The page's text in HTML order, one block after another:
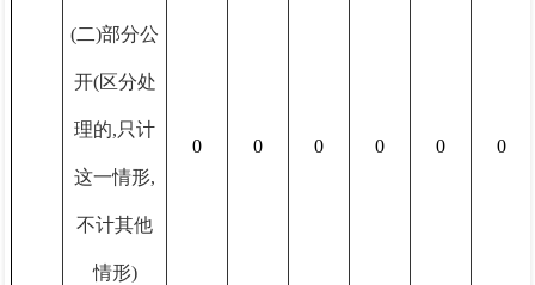
(二)部分公
开(区分处
理的,只计
这一情形,
不计其他
情形)
0 0 0 0 0 0